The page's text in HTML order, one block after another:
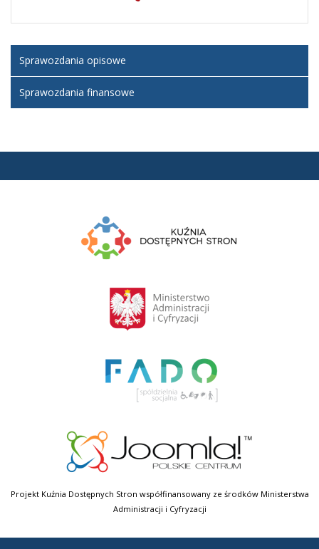
Sprawozdania opisowe
Sprawozdania finansowe
Projekt Kuźnia Dostępnych Stron współfinansowany ze środków Ministerstwa
Administracji i Cyfryzacji